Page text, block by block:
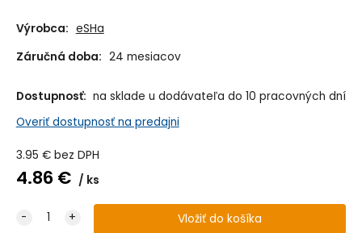
Výrobca: eSHa
Záručná doba: 24 mesiacov
Dostupnosť: na sklade u dodávateľa do 10 pracovných dní
Overiť dostupnosť na predajni
3.95 € bez DPH
4.86 € ks